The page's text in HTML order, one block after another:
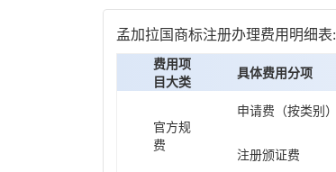
孟加拉国商标注册办理费用明细表:
费用项
目大类
具体费用分项
官方规
费
申请费（按类别）
注册颁证费